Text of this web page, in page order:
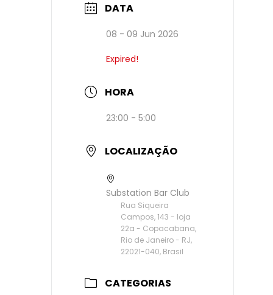
DATA
08 - 09 Jun 2026
Expired!
HORA
23:00 - 5:00
LOCALIZAÇÃO
Substation Bar Club
Rua Siqueira
Campos, 143 - loja
22a - Copacabana,
Rio de Janeiro - RJ,
22021-040, Brasil
CATEGORIAS